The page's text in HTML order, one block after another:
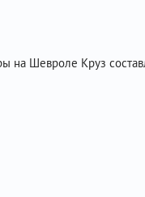
на Шевроле Круз